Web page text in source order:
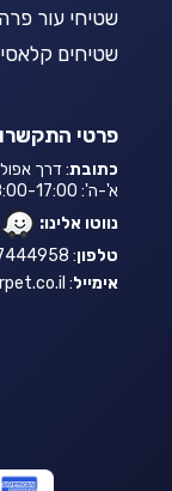
שטיחי עור פרה
שטיחים
פרטי
כתובת: דרך אפולוניה 3,
א'-ה': 8:00-17:00 , ו': 8:00-13:00
נווטו אלינו:
טלפון: 09-7444958
אימייל: